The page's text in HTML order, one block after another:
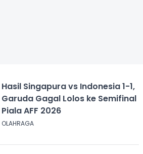
Hasil Singapura vs Indonesia 1-1,
Garuda Gagal Lolos ke Semifinal
Piala AFF 2026
OLAHRAGA